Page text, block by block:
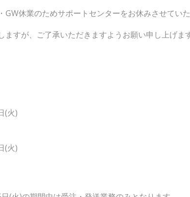
休業のためサポートセンターをお休みさせていた
すが、ご了承いただきますようお願い申し上げます
(火)
(火)